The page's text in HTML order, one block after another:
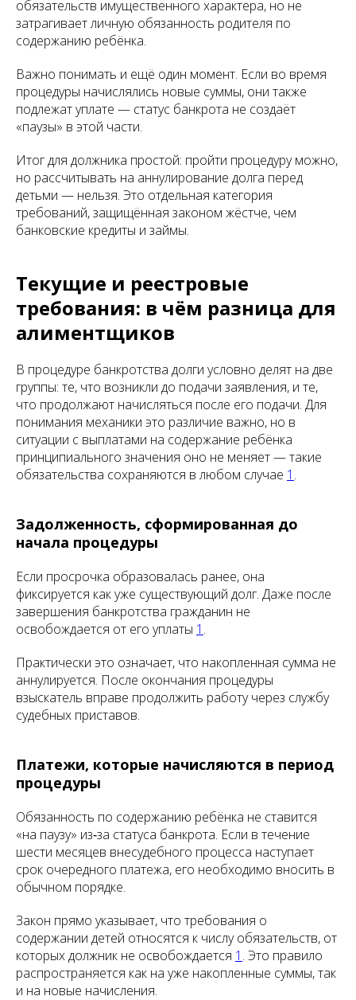
обязательств имущественного характера, но не
затрагивает личную обязанность родителя по
содержанию ребёнка.
Важно понимать и ещё один момент. Если во время
процедуры начислялись новые суммы, они также
подлежат уплате — статус банкрота не создаёт
«паузы» в этой части.
Итог для должника простой: пройти процедуру можно,
но рассчитывать на аннулирование долга перед
детьми — нельзя. Это отдельная категория
требований, защищённая законом жёстче, чем
банковские кредиты и займы.
Текущие и реестровые
требования: в чём разница для
алиментщиков
В процедуре банкротства долги условно делят на две
группы: те, что возникли до подачи заявления, и те,
что продолжают начисляться после его подачи. Для
понимания механики это различие важно, но в
ситуации с выплатами на содержание ребёнка
принципиального значения оно не меняет — такие
обязательства сохраняются в любом случае 1 .
Задолженность, сформированная до
начала процедуры
Если просрочка образовалась ранее, она
фиксируется как уже существующий долг. Даже после
завершения банкротства гражданин не
освобождается от его уплаты 1 .
Практически это означает, что накопленная сумма не
аннулируется. После окончания процедуры
взыскатель вправе продолжить работу через службу
судебных приставов.
Платежи, которые начисляются в период
процедуры
Обязанность по содержанию ребёнка не ставится
«на паузу» из‑за статуса банкрота. Если в течение
шести месяцев внесудебного процесса наступает
срок очередного платежа, его необходимо вносить в
обычном порядке.
Закон прямо указывает, что требования о
содержании детей относятся к числу обязательств, от
которых должник не освобождается 1 . Это правило
распространяется как на уже накопленные суммы, так
и на новые начисления.